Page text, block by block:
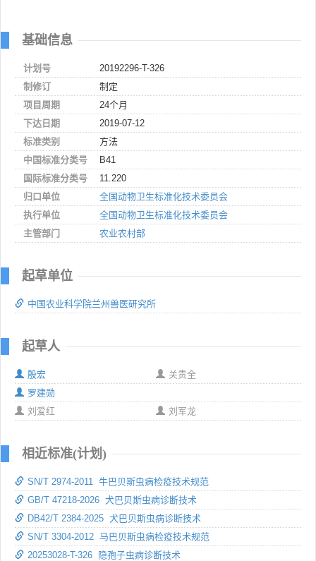
基础信息
计划号
20192296-T-326
制修订
制定
项目周期
24个月
下达日期
2019-07-12
标准类别
方法
中国标准分类号
B41
国际标准分类号
11.220
归口单位
全国动物卫生标准化技术委员会
执行单位
全国动物卫生标准化技术委员会
主管部门
农业农村部
起草单位
中国农业科学院兰州兽医研究所
起草人
殷宏
关贵全
罗建勋
刘爱红
刘军龙
相近标准(计划)
SN/T 2974-2011 牛巴贝斯虫病检疫技术规范
GB/T 47218-2026 犬巴贝斯虫病诊断技术
DB42/T 2384-2025 犬巴贝斯虫病诊断技术
SN/T 3304-2012 马巴贝斯虫病检疫技术规范
20253028-T-326 隐孢子虫病诊断技术